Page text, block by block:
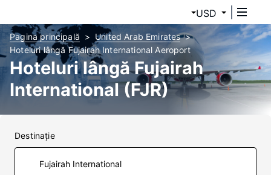
USD
Pagina principală
United Arab Emirates
Hoteluri lângă Fujairah International Aeroport
Hoteluri lângă Fujairah
International (FJR)
Destinaţie